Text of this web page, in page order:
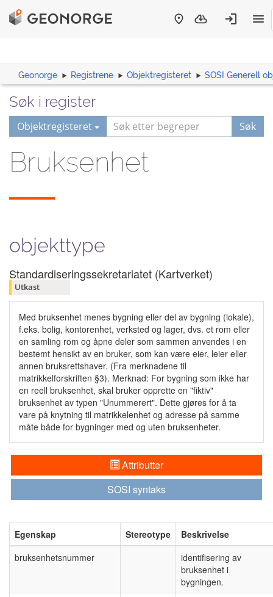
Geonorge Registrene Objektregisteret SOSI Generell
Søk i register
Objektregisteret Søk
Bruksenhet
objekttype
Standardiseringssekretariatet (Kartverket)
Utkast
Med bruksenhet menes bygning eller del av bygning (lokale),
f.eks. bolig, kontorenhet, verksted og lager, dvs. et rom eller
en samling rom og åpne deler som sammen anvendes i en
bestemt hensikt av en bruker, som kan være eier, leier eller
annen bruksrettshaver. (Fra merknadene til
matrikkelforskriften §3). Merknad: For bygning som ikke har
en reell bruksenhet, skal bruker opprette en "fiktiv"
bruksenhet av typen "Unummerert". Dette gjøres for å ta
vare på knytning til matrikkelenhet og adresse på samme
måte både for bygninger med og uten bruksenheter.
Attributter
SOSI syntaks
Egenskap Stereotype
Beskrivelse
bruksenhetsnummer
identifisering av
bruksenhet i
bygningen.